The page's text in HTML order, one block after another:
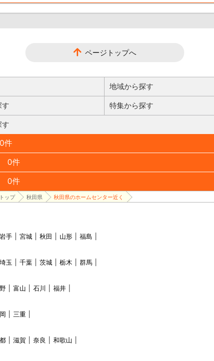
ページトップへ
地域から探す
特集から探す
0件
0件
0件
ップ 秋田県 秋田県のホームセンター近く
岩手 宮城 秋田 山形
福島
埼玉 千葉 茨城 栃木
群馬
富山 石川
福井
三重
滋賀 奈良
和歌山